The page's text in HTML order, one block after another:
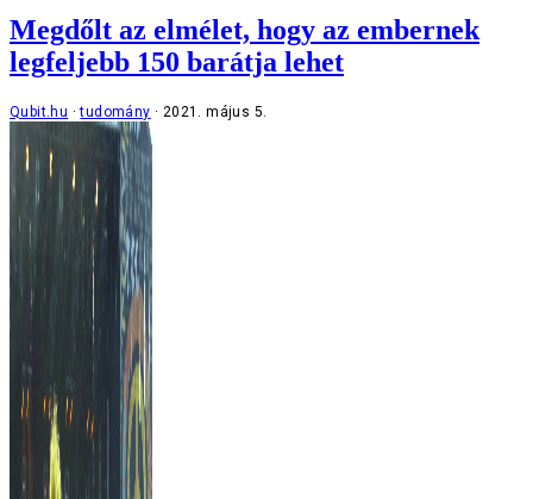
Megdőlt az elmélet, hogy az embernek
legfeljebb 150 barátja lehet
Qubit.hu tudomány 2021. május 5.